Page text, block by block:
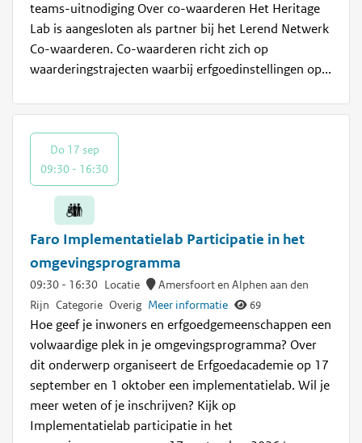
teams-uitnodiging Over co-waarderen Het Heritage
Lab is aangesloten als partner bij het Lerend Netwerk
Co-waarderen. Co-waarderen richt zich op
waarderingstrajecten waarbij erfgoedinstellingen op...
Faro Implementatielab Participatie in het
omgevingsprogramma
09:30 - 16:30 Locatie
Amersfoort en Alphen aan den
Rijn Categorie Overig Meer informatie 69
Hoe geef je inwoners en erfgoedgemeenschappen een
volwaardige plek in je omgevingsprogramma? Over
dit onderwerp organiseert de Erfgoedacademie op 17
september en 1 oktober een implementatielab. Wil je
meer weten of je inschrijven? Kijk op
Implementatielab participatie in het
Do 17 sep
09:30 - 16:30